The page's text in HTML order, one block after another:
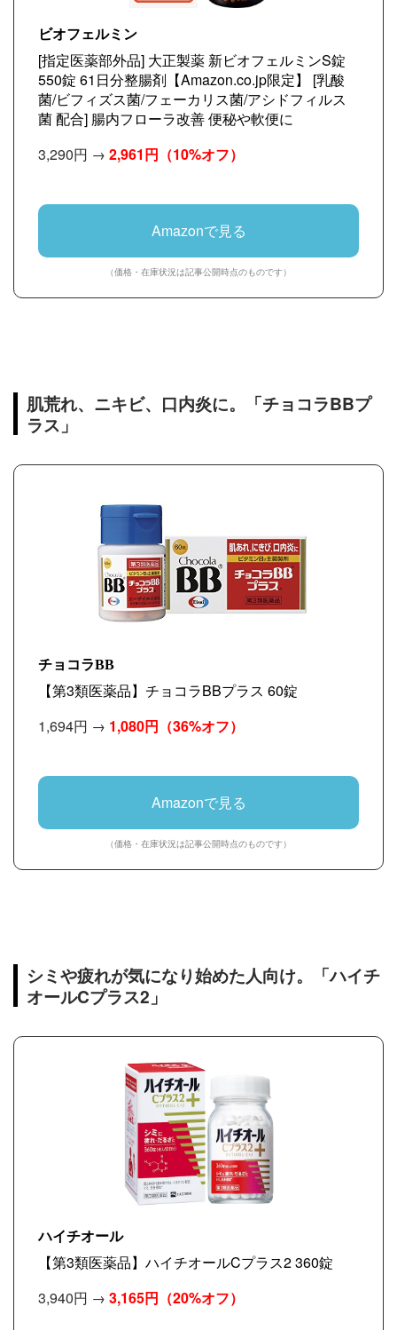
ビオフェルミン
[指定医薬部外品] 大正製薬 新ビオフェルミンS錠
550錠 61日分整腸剤【Amazon.co.jp限定】 [乳酸
菌/ビフィズス菌/フェーカリス菌/アシドフィルス
菌 配合] 腸内フローラ改善 便秘や軟便に
3,290円 → 2,961円 （10%オフ）
Amazonで見る
（価格・在庫状況は記事公開時点のものです）
肌荒れ、ニキビ、口内炎に。「チョコラBBプ
ラス」
チョコラBB
【第3類医薬品】チョコラBBプラス 60錠
1,694円 → 1,080円 （36%オフ）
Amazonで見る
（価格・在庫状況は記事公開時点のものです）
シミや疲れが気になり始めた人向け。「ハイチ
オールCプラス2」
ハイチオール
【第3類医薬品】ハイチオールCプラス2 360錠
3,940円 → 3,165円 （20%オフ）